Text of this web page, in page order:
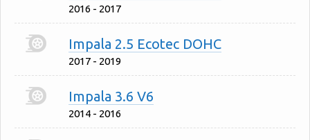
2016 - 2017
Impala 2.5 Ecotec DOHC
2017 - 2019
Impala 3.6 V6
2014 - 2016